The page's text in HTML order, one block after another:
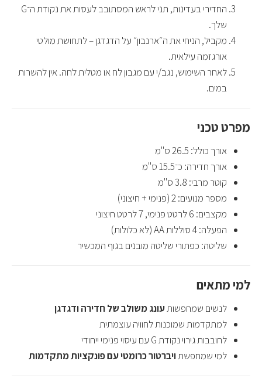
החדירי בעדינות, תני לראש המסתובב לעסות את נקודת ה־G
שלך.
מקביל, הניחי את ה״ארנבון״ על הדגדגן – לתחושת מולטי
אורגזמה עילאית.
לאחר השימוש, נגב/י עם מגבון לח או מטלית לחה. אין להשרות
במים.
מפרט טכני
אורך כולל: 26.5 ס"מ
אורך חדירה: כ־15.5 ס"מ
קוטר מרבי: 3.8 ס"מ
מספר מנועים: 2 (פנימי + חיצוני)
מקצבים: 6 לרטט פנימי, 7 לרטט חיצוני
הפעלה: 4 סוללות AA (לא כלולות)
שליטה: כפתורי שליטה מובנים בגוף המכשיר
למי מתאים
לנשים שמחפשותעונג משולב של חדירה ודגדגן
למתקדמות שמוכנות לחוויה עוצמתית
לחובבות גירוי נקודת G עם עיסוי פנימי ייחודי
למי שמחפשתויברטור כרומטי עם פונקציות מתקדמות